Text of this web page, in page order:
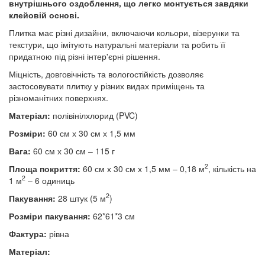
внутрішнього оздоблення, що легко монтується завдяки
клейовій основі.
Плитка має різні дизайни, включаючи кольори, візерунки та
текстури, що імітують натуральні матеріали та робить її
придатною під різні інтер'єрні рішення.
Міцність, довговічність та вологостійкість дозволяє
застосовувати плитку у різних видах приміщень та
різноманітних поверхнях.
Матеріал: полівінілхлорид (PVC)
Розміри: 60 см х 30 см х 1,5 мм
Вага: 60 см х 30 см – 115 г
Площа покриття: 60 см х 30 см х 1,5 мм – 0,18 м2, кількість на
1 м2 – 6 одиниць
Пакування: 28 штук (5 м2)
Розміри пакування: 62*61*3 см
Фактура: рівна
Матеріал: